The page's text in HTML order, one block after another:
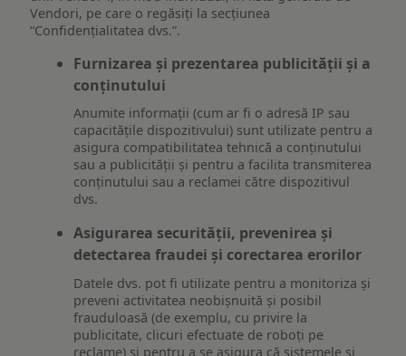
Vendori, pe care o regăsiți la secțiunea
“Confidențialitatea dvs.”.
Furnizarea și prezentarea publicității și a
conținutului
Anumite informații (cum ar fi o adresă IP sau
capacitățile dispozitivului) sunt utilizate pentru a
asigura compatibilitatea tehnică a conținutului
sau a publicității și pentru a facilita transmiterea
conținutului sau a reclamei către dispozitivul
dvs.
Asigurarea securității, prevenirea și
detectarea fraudei și corectarea erorilor
Datele dvs. pot fi utilizate pentru a monitoriza și
preveni activitatea neobișnuită și posibil
frauduloasă (de exemplu, cu privire la
publicitate, clicuri efectuate de roboți pe
reclame) și pentru a se asigura că sistemele și